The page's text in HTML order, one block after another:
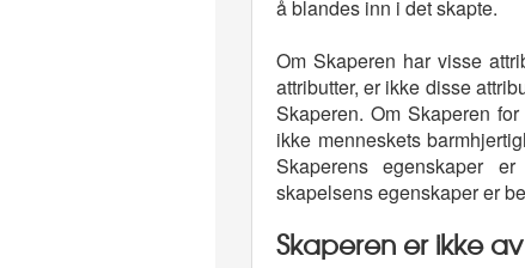
å blandes inn i det skapte.
Om Skaperen har visse
attributter, er ikke disse
Skaperen. Om Skaperen
ikke menneskets
Skaperens egenskaper
skapelsens egenskaper er
Skaperen er ikke